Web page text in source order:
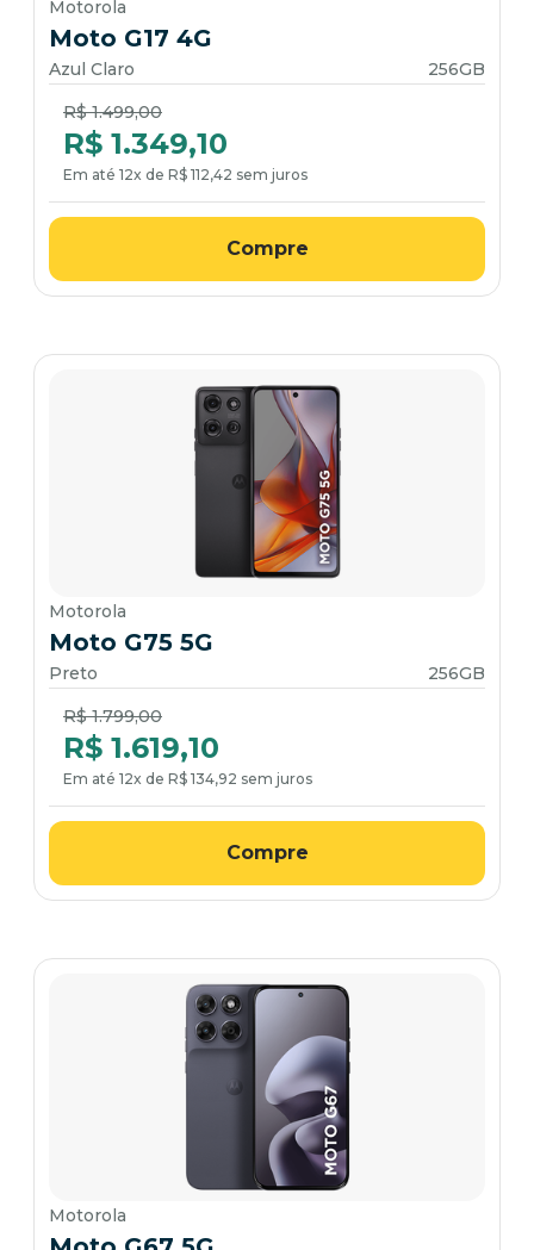
Motorola
Moto G17 4G
Azul Claro
256GB
Price reduced from
R$ 1.499,00
to
R$ 1.349,10
Em até 12x de R$ 112,42 sem juros
Compre
Motorola
Moto G75 5G
Preto
256GB
Price reduced from
R$ 1.799,00
to
R$ 1.619,10
Em até 12x de R$ 134,92 sem juros
Compre
Motorola